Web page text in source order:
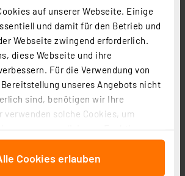
auf unserer Webseite. Einige
und damit für den Betrieb und
Webseite zwingend erforderlich.
diese Webseite und ihre
Für die Verwendung von
unseres Angebots nicht
sind, benötigen wir Ihre
verwenden solche Cookies, um
anbieten zu können und die Zugriffe
zu analysieren. Außerdem geben
zu Ihrer Verwendung unserer Website
Cookies erlauben
Bildinhalte nicht
vollständig erfassen
Nutzende mit
erhalten nicht alle
Informationen
fehlen
Elemente
Dies kann Nutzende
verwirren, da ein Inhalt
erwartet wird, aber